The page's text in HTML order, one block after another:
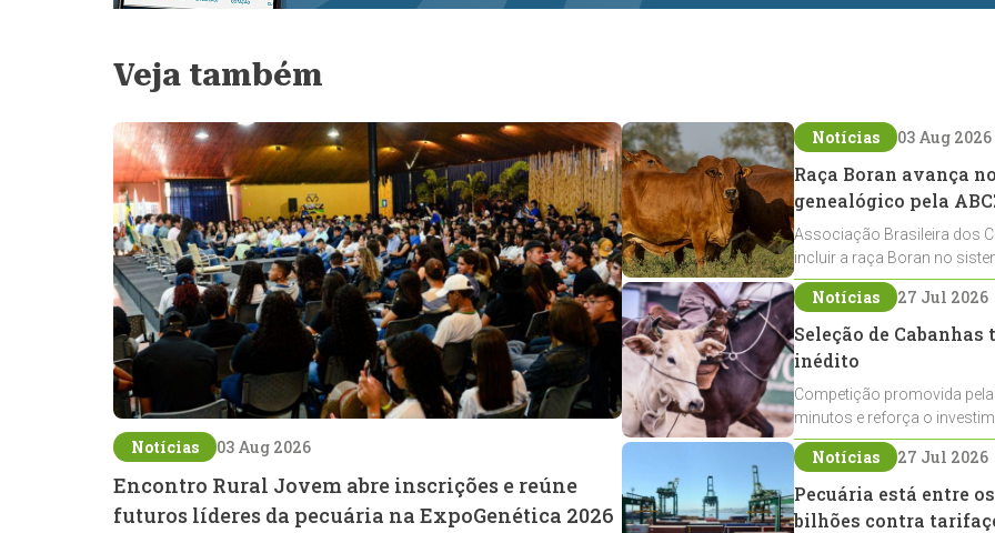
Veja também
Notícias 03 Aug 2026
Encontro Rural Jovem abre inscrições e reúne
futuros líderes da pecuária na ExpoGenética 2026
Notícias 03 Aug 2026
Raça Boran avança
genealógico pela
Associação Brasileira dos
incluir a raça Boran no
expansão na pecuária
Notícias 27 Jul 2026
Seleção de
inédito
Competição promovida
minutos e reforça o
Crioulos voltados ao laço
Notícias 27 Jul 2026
Pecuária está entre
bilhões contra